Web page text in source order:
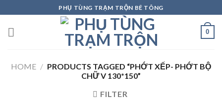
to
content
PHỤ TÙNG TRẠM TRỘN BÊ TÔNG
0
HOME / PRODUCTS TAGGED “PHỚT XẾP- PHỚT BỘ
CHỮ V 130*150”
FILTER